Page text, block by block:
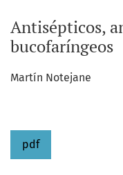
Antisépticos,
bucofaríngeos
Martín Notejane
pdf